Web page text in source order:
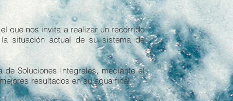
que nos invita a realizar un recorrido
situación actual de su sistema de
de Soluciones Integrales, mediante el
resultados en su agua final.